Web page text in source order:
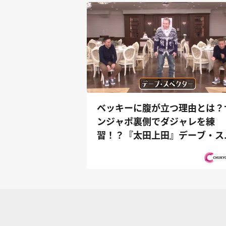
ベッキーに腹が立つ理由とは？
ンジャポ裏側でダジャレを練
習！？『太田上田』デーブ・ス